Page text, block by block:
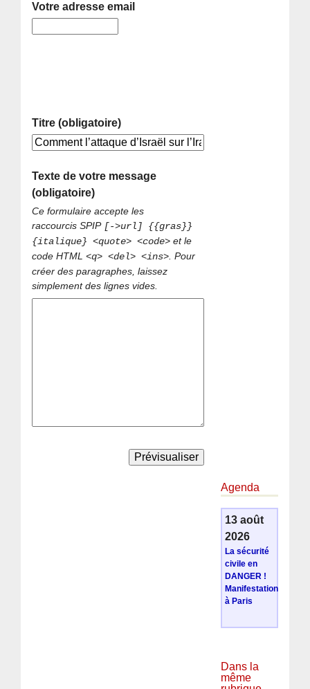
Votre adresse email
Titre (obligatoire)
Texte de votre message
(obligatoire)
Ce formulaire accepte les
raccourcis SPIP [->url] {{gras}}
{italique} <quote> <code> et le
code HTML<q> <del> <ins> . Pour
créer des paragraphes, laissez
simplement des lignes vides.
Agenda
13 août
2026
La sécurité
civile en
DANGER !
Manifestation
à Paris
Dans la
même